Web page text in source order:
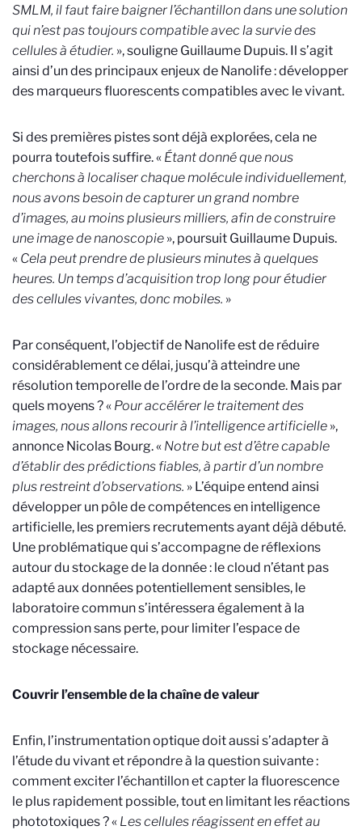
SMLM, il faut faire baigner l’échantillon dans une solution
qui n’est pas toujours compatible avec la survie des
cellules à étudier. », souligne Guillaume Dupuis. Il s’agit
ainsi d’un des principaux enjeux de Nanolife : développer
des marqueurs fluorescents compatibles avec le vivant.
Si des premières pistes sont déjà explorées, cela ne
pourra toutefois suffire. « Étant donné que nous
cherchons à localiser chaque molécule individuellement,
nous avons besoin de capturer un grand nombre
d’images, au moins plusieurs milliers, afin de construire
une image de nanoscopie », poursuit Guillaume Dupuis.
« Cela peut prendre de plusieurs minutes à quelques
heures. Un temps d’acquisition trop long pour étudier
des cellules vivantes, donc mobiles. »
Par conséquent, l’objectif de Nanolife est de réduire
considérablement ce délai, jusqu’à atteindre une
résolution temporelle de l’ordre de la seconde. Mais par
quels moyens ? « Pour accélérer le traitement des
images, nous allons recourir à l’intelligence artificielle »,
annonce Nicolas Bourg. « Notre but est d’être capable
d’établir des prédictions fiables, à partir d’un nombre
plus restreint d’observations. » L’équipe entend ainsi
développer un pôle de compétences en intelligence
artificielle, les premiers recrutements ayant déjà débuté.
Une problématique qui s’accompagne de réflexions
autour du stockage de la donnée : le cloud n’étant pas
adapté aux données potentiellement sensibles, le
laboratoire commun s’intéressera également à la
compression sans perte, pour limiter l’espace de
stockage nécessaire.
Couvrir l’ensemble de la chaîne de valeur
Enfin, l’instrumentation optique doit aussi s’adapter à
l’étude du vivant et répondre à la question suivante :
comment exciter l’échantillon et capter la fluorescence
le plus rapidement possible, tout en limitant les réactions
phototoxiques ? « Les cellules réagissent en effet au